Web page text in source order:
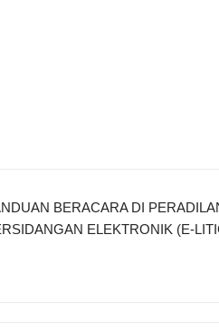
BERACARA DI
ELEKTRONIK (E-